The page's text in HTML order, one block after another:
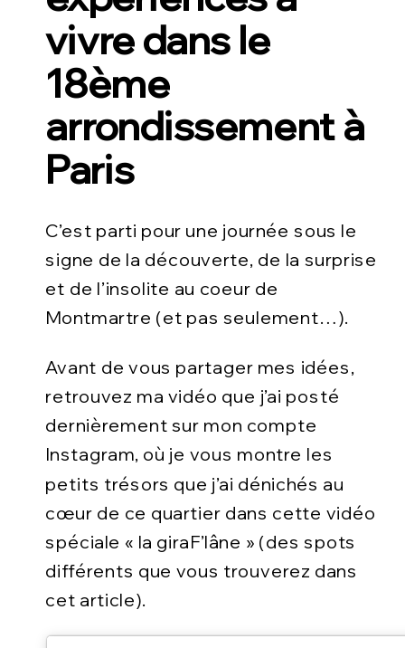
vivre dans le
18ème
arrondissement à
Paris
C’est parti pour une journée sous le
signe de la découverte, de la surprise
et de l’insolite au coeur de
Montmartre (et pas seulement…).
Avant de vous partager mes idées,
retrouvez ma vidéo que j’ai posté
dernièrement sur mon compte
Instagram, où je vous montre les
petits trésors que j’ai dénichés au
cœur de ce quartier dans cette vidéo
spéciale « la giraF’lâne » (des spots
différents que vous trouverez dans
cet article).